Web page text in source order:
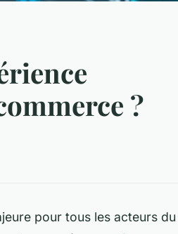
?
pour tous les acteurs du